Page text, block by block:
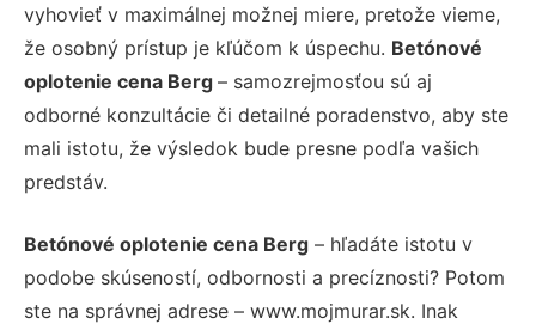
vyhovieť v maximálnej možnej miere, pretože vieme,
že osobný prístup je kľúčom k úspechu. Betónové
oplotenie cena Berg – samozrejmosťou sú aj
odborné konzultácie či detailné poradenstvo, aby ste
mali istotu, že výsledok bude presne podľa vašich
predstáv.
Betónové oplotenie cena Berg – hľadáte istotu v
podobe skúseností, odbornosti a precíznosti? Potom
ste na správnej adrese – www.mojmurar.sk. Inak